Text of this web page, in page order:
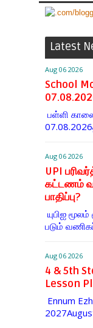
Latest
Aug 06 2026
School
பள்ளி
Aug 06 2026
UPI
கட்டணம்
பாதிப்பு?
யுபிஐ
படும்
Aug 06 2026
4 & 5th
Lesson
Ennum